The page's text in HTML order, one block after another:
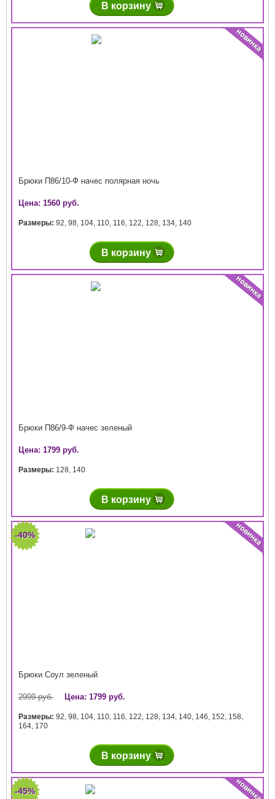
В корзину
Брюки П86/10-Ф начес полярная ночь
Цена: 1560 руб.
Размеры: 92, 98, 104, 110, 116, 122, 128, 134, 140
В корзину
Брюки П86/9-Ф начес зеленый
Цена: 1799 руб.
Размеры: 128, 140
В корзину
-40%
Брюки Соул зеленый
2999 руб. Цена: 1799 руб.
Размеры: 92, 98, 104, 110, 116, 122, 128, 134, 140, 146, 152, 158,
164, 170
В корзину
-45%